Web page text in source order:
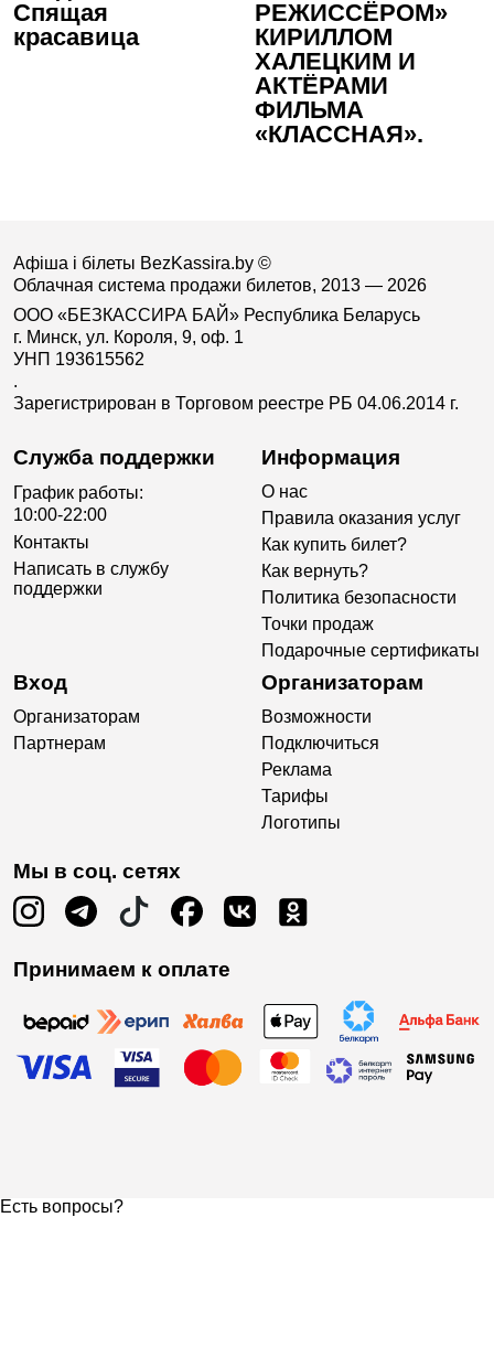
Спящая
красавица
РЕЖИССЁРОМ»
КИРИЛЛОМ
ХАЛЕЦКИМ И
АКТЁРАМИ
ФИЛЬМА
«КЛАССНАЯ».
Афіша і білеты BezKassira.by ©
Облачная система продажи билетов, 2013 — 2026
ООО «БЕЗКАССИРА БАЙ» Республика Беларусь
г. Минск, ул. Короля, 9, оф. 1
УНП 193615562
.
Зарегистрирован в Торговом реестре РБ 04.06.2014 г.
Служба поддержки
График работы:
10:00-22:00
Контакты
Написать в службу
поддержки
Информация
О нас
Правила оказания услуг
Как купить билет?
Как вернуть?
Политика безопасности
Точки продаж
Подарочные сертификаты
Вход
Организаторам
Партнерам
Организаторам
Возможности
Подключиться
Реклама
Тарифы
Логотипы
Мы в соц. сетях
Принимаем к оплате
Есть вопросы?